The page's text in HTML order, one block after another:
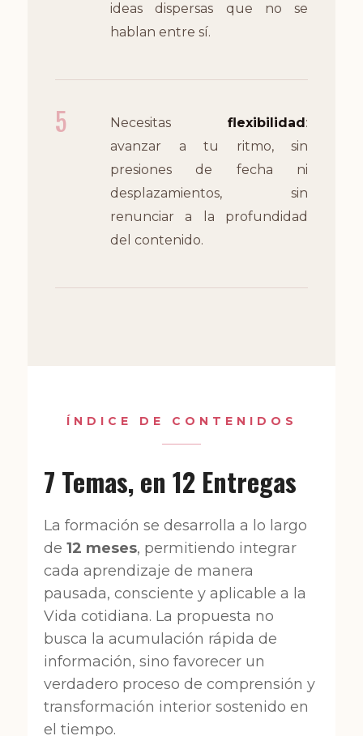
ideas dispersas que no se
hablan entre sí.
5 Necesitas flexibilidad :
avanzar a tu ritmo, sin
presiones de fecha ni
desplazamientos, sin
renunciar a la profundidad
del contenido.
ÍNDICE DE CONTENIDOS
7 Temas, en 12 Entregas
La formación se desarrolla a lo largo
de 12 meses, permitiendo integrar
cada aprendizaje de manera
pausada, consciente y aplicable a la
Vida cotidiana. La propuesta no
busca la acumulación rápida de
información, sino favorecer un
verdadero proceso de comprensión y
transformación interior sostenido en
el tiempo.